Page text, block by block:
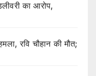
का आरोप,
रवि चौहान की मौत;